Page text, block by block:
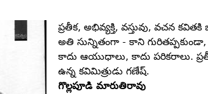
ప్రతీక, అభివ్యక్తి, వస్తువు, వచన
అతి సున్నితంగా - కాని
కాదు ఆయుధాలు, కాదు పరికరాలు.
ఉన్న కవిమిత్రుడు గణేష్‌.
గొల్లపూడి మారుతిరావు